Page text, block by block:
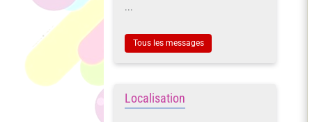
...
Tous les messages
Localisation